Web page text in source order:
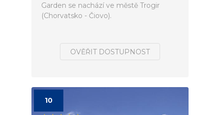
Garden se nachází ve městě Trogir
(Chorvatsko - Čiovo).
OVĚŘIT DOSTUPNOST
10